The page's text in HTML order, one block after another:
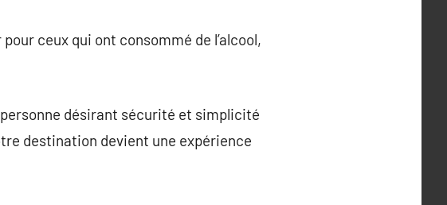
ceux qui ont consommé de l’alcool,
désirant sécurité et simplicité
destination devient une expérience